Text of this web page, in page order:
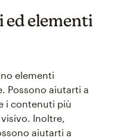
ed elementi
elementi
Possono aiutarti a
i contenuti più
Inoltre,
aiutarti a